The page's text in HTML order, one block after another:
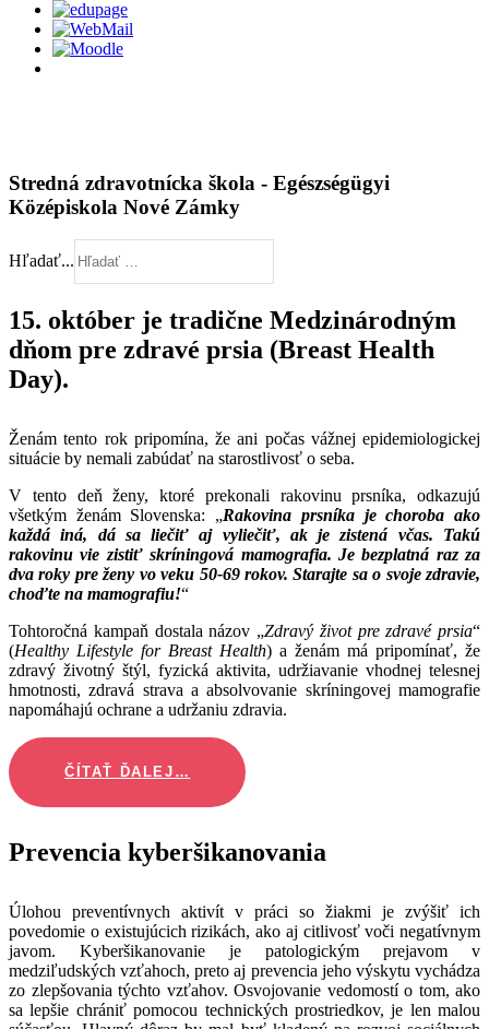
Stredná zdravotnícka škola - Egészségügyi
Középiskola Nové Zámky
Hľadať...
15. október je tradične Medzinárodným
dňom pre zdravé prsia (Breast Health
Day).
Ženám tento rok pripomína, že ani počas vážnej epidemiologickej
situácie by nemali zabúdať na starostlivosť o seba.
V tento deň ženy, ktoré prekonali rakovinu prsníka, odkazujú
všetkým ženám Slovenska: „Rakovina prsníka je choroba ako
každá iná, dá sa liečiť aj vyliečiť, ak je zistená včas. Takú
rakovinu vie zistiť skríningová mamografia. Je bezplatná raz za
dva roky pre ženy vo veku 50-69 rokov. Starajte sa o svoje zdravie,
choďte na mamografiu!“
Tohtoročná kampaň dostala názov „Zdravý život pre zdravé prsia“
(Healthy Lifestyle for Breast Health) a ženám má pripomínať, že
zdravý životný štýl, fyzická aktivita, udržiavanie vhodnej telesnej
hmotnosti, zdravá strava a absolvovanie skríningovej mamografie
napomáhajú ochrane a udržaniu zdravia.
ČÍTAŤ ĎALEJ…
Prevencia kyberšikanovania
Úlohou preventívnych aktivít v práci so žiakmi je zvýšiť ich
povedomie o existujúcich rizikách, ako aj citlivosť voči negatívnym
javom. Kyberšikanovanie je patologickým prejavom v
medziľudských vzťahoch, preto aj prevencia jeho výskytu vychádza
zo zlepšovania týchto vzťahov. Osvojovanie vedomostí o tom, ako
sa lepšie chrániť pomocou technických prostriedkov, je len malou